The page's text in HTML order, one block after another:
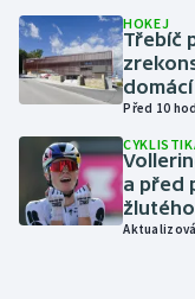
Olympijské hry
Parasport
Plavání
Plážový volejbal
HOKEJ
Třebíč
Před 10 hod
a před
žlutého